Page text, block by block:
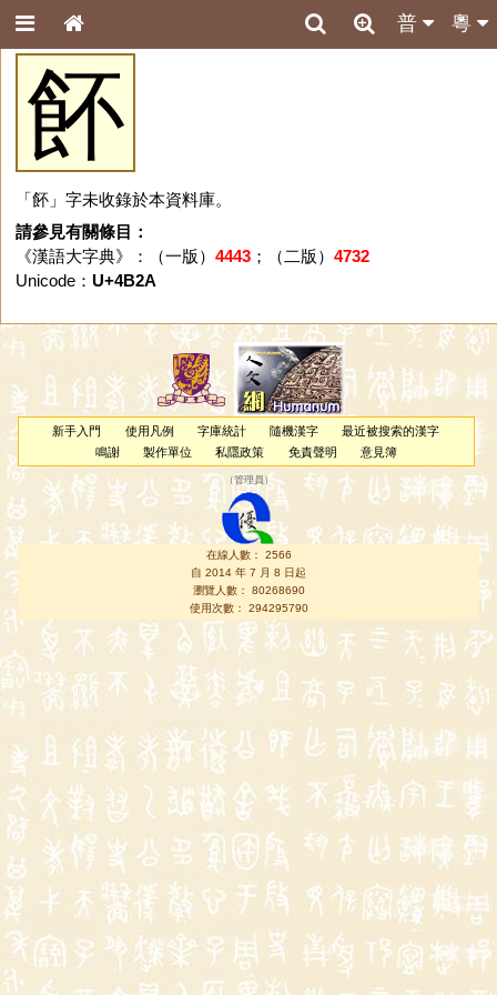
粵
普
䬪
「䬪」字未收錄於本資料庫。
請參見有關條目：
《漢語大字典》：（一版） 4443；（二版） 4732
Unicode： U+4B2A
新手入門 使用凡例 字庫統計 隨機漢字
最近被搜索的漢字
鳴謝
製作單位 私隱政策 免責聲明 意見簿
（管理員 ）
在線人數： 2566
自 2014 年 7 月 8 日起
瀏覽人數： 80268690
使用次數： 294295790